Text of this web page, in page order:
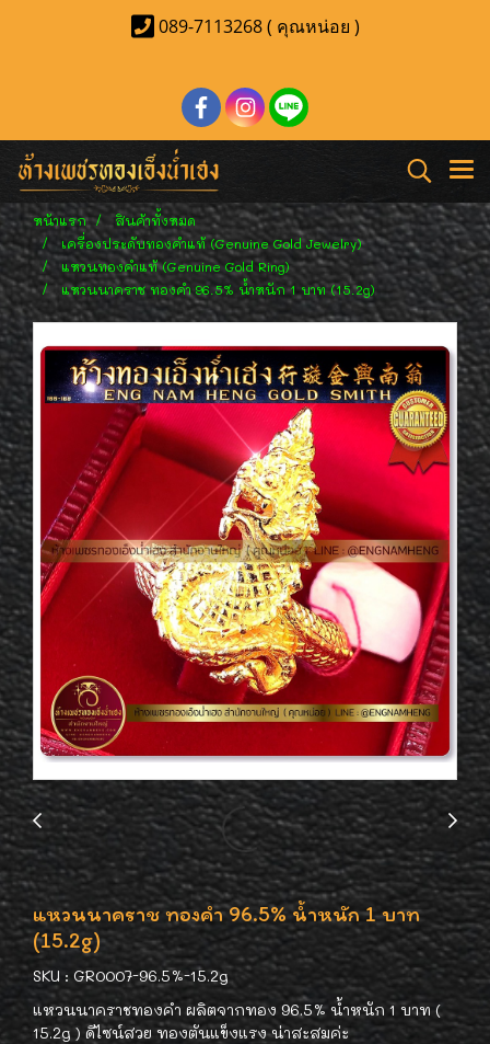
089-7113268 ( คุณหน่อย )
หน้าแรก
สินค้าทั้งหมด
เครื่องประดับทองคำแท้ (Genuine Gold Jewelry)
แหวนทองคำแท้ (Genuine Gold Ring)
แหวนนาคราช ทองคำ 96.5% น้ำหนัก 1 บาท (15.2g)
แหวนนาคราช ทองคำ 96.5% น้ำหนัก 1 บาท
(15.2g)
SKU : GR0007-96.5%-15.2g
แหวนนาคราชทองคำ ผลิตจากทอง 96.5% น้ำหนัก 1 บาท (
15.2g ) ดีไซน์สวย ทองตันแข็งแรง น่าสะสมค่ะ